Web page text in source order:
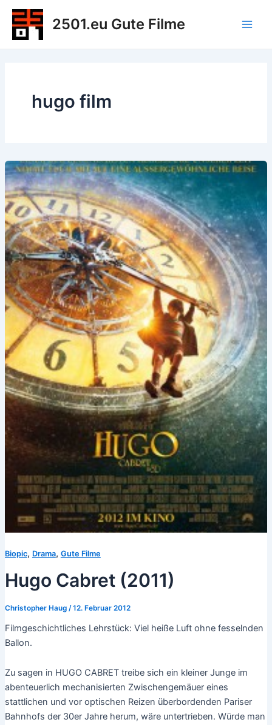
Zum
Inhalt
springen
2501.eu Gute Filme
hugo film
Biopic, Drama, Gute Filme
Hugo Cabret (2011)
Christopher Haug /12. Februar 2012
Filmgeschichtliches Lehrstück: Viel heiße Luft ohne fesselnden
Ballon.
Zu sagen in HUGO CABRET treibe sich ein kleiner Junge im
abenteuerlich mechanisierten Zwischengemäuer eines
stattlichen und vor optischen Reizen überbordenden Pariser
Bahnhofs der 30er Jahre herum, wäre untertrieben. Würde man